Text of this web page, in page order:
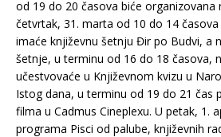
od 19 do 20 časova biće organizovana
četvrtak, 31. marta od 10 do 14
imaće književnu šetnju Đir po Budvi, a
šetnje, u terminu od 16 do 18 časova,
učestvovaće u Književnom kvizu u
Istog dana, u terminu od 19 do 21 čas
filma u Cadmus Cineplexu. U petak, 1.
programa Pisci od palube, književnih